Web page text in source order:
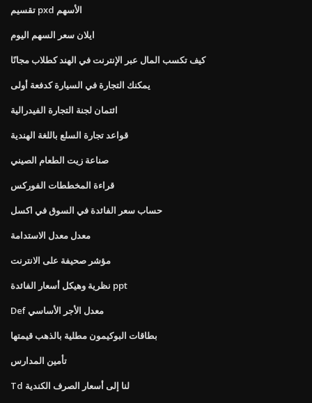
تقسيم pxd الأسهم
ايلان سعر السهم اليوم
كيف تكسب المال عبر الإنترنت في الهند كطلاب مجانًا
يمكنك التجارة في السيارة كدفعة أولى
ائتمان لجنة التجارة الفيدرالية
قواعد تجارة السلع باللغة الهندية
صناعة زيت الطعام الصيني
قراءة المخططات الفوركس
حساب سعر الفائدة في السوق في اكسل
معدل معدل الاستدامة
مؤشر صحيفة على الانترنت
نظرية وهيكل أسعار الفائدة ppt
Def معدل الأجر الأساسي
بطاقات البوكيمون مطلية بالذهب قيمتها
تأمين المدارس
Td لنا إلى أسعار الصرف الكندية